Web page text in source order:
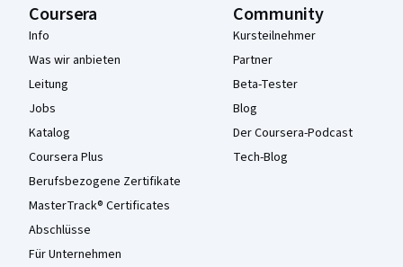
Coursera
Info
Was wir anbieten
Leitung
Jobs
Katalog
Coursera Plus
Berufsbezogene Zertifikate
MasterTrack® Certificates
Abschlüsse
Für Unternehmen
Community
Kursteilnehmer
Partner
Beta-Tester
Blog
Der Coursera-Podcast
Tech-Blog